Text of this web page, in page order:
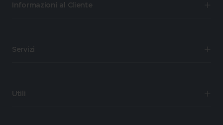
Informazioni al Cliente
Servizi
Utili